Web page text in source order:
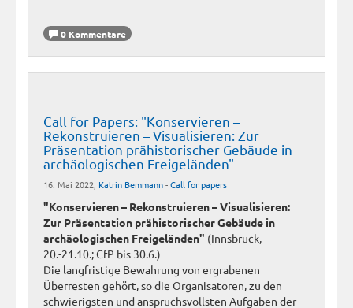
0 Kommentare
Call for Papers: "Konservieren –
Rekonstruieren – Visualisieren: Zur
Präsentation prähistorischer Gebäude in
archäologischen Freigeländen"
16. Mai 2022, Katrin Bemmann-Call for papers
"Konservieren – Rekonstruieren – Visualisieren:
Zur Präsentation prähistorischer Gebäude in
archäologischen Freigeländen" (Innsbruck,
20.-21.10.; CfP bis 30.6.)
Die langfristige Bewahrung von ergrabenen
Überresten gehört, so die Organisatoren, zu den
schwierigsten und anspruchsvollsten Aufgaben der